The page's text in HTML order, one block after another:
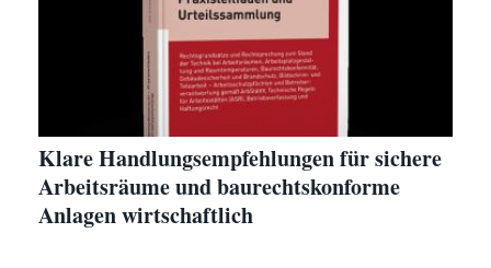
Klare Handlungsempfehlungen für sichere
Arbeitsräume und baurechtskonforme
Anlagen wirtschaftlich